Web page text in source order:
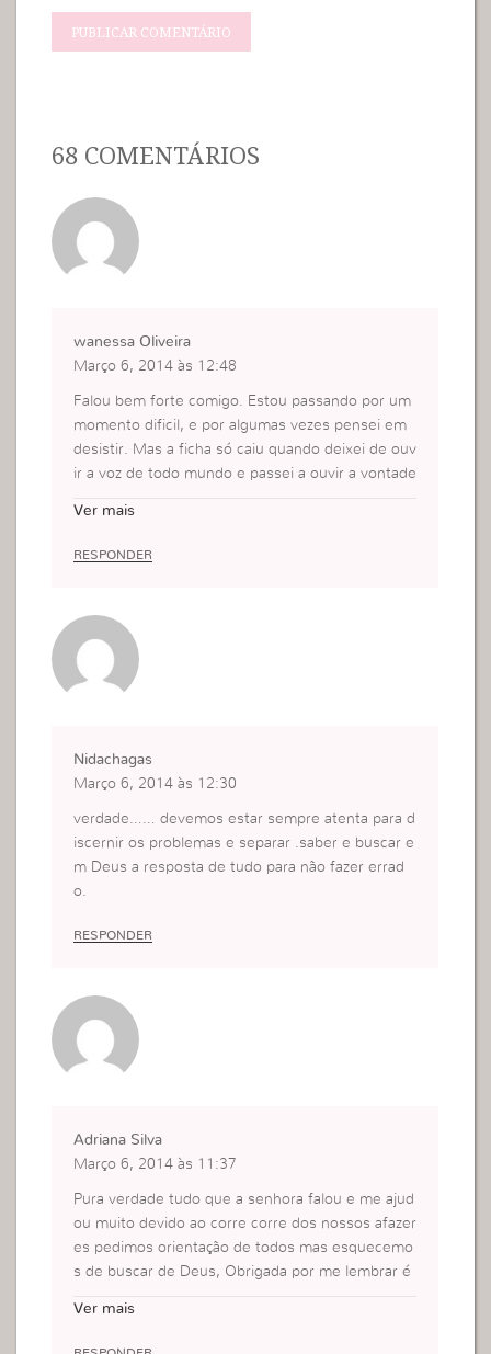
68 COMENTÁRIOS
wanessa Oliveira
Março 6, 2014 às 12:48
Falou bem forte comigo. Estou passando por um
momento dificil, e por algumas vezes pensei em
desistir. Mas a ficha só caiu quando deixei de ouv
ir a voz de todo mundo e passei a ouvir a vontade
Ver mais
RESPONDER
Nidachagas
Março 6, 2014 às 12:30
verdade…… devemos estar sempre atenta para d
iscernir os problemas e separar .saber e buscar e
m Deus a resposta de tudo para não fazer errad
o.
RESPONDER
Adriana Silva
Março 6, 2014 às 11:37
Pura verdade tudo que a senhora falou e me ajud
ou muito devido ao corre corre dos nossos afazer
es pedimos orientação de todos mas esquecemo
s de buscar de Deus, Obrigada por me lembrar é
Ver mais